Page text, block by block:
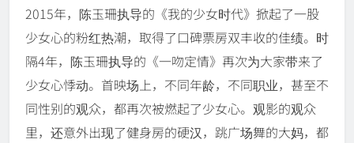
2015年，陈玉珊执导的《我的少女时代》掀起了一股
少女心的粉红热潮，取得了口碑票房双丰收的佳绩。时
隔4年，陈玉珊执导的《一吻定情》再次为大家带来了
少女心悸动。首映场上，不同年龄，不同职业，甚至不
同性别的观众，都再次被燃起了少女心。观影的观众
里，还意外出现了健身房的硬汉，跳广场舞的大妈，都